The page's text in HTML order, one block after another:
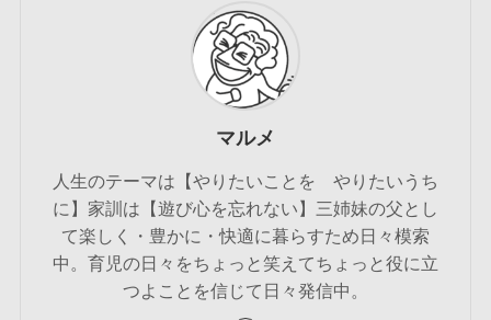
マルメ
人生のテーマは【やりたいことを やりたいうち
に】家訓は【遊び心を忘れない】三姉妹の父とし
て楽しく・豊かに・快適に暮らすため日々模索
中。育児の日々をちょっと笑えてちょっと役に立
つよことを信じて日々発信中。